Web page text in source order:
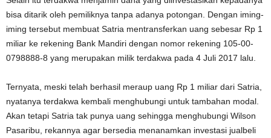
bisa ditarik oleh pemiliknya tanpa adanya potongan. Dengan iming-
iming tersebut membuat Satria mentransferkan uang sebesar Rp 1
miliar ke rekening Bank Mandiri dengan nomor rekening 105-00-
0798888-8 yang merupakan milik terdakwa pada 4 Juli 2017 lalu.
Ternyata, meski telah berhasil meraup uang Rp 1 miliar dari Satria,
nyatanya terdakwa kembali menghubungi untuk tambahan modal.
Akan tetapi Satria tak punya uang sehingga menghubungi Wilson
Pasaribu, rekannya agar bersedia menanamkan investasi jualbeli